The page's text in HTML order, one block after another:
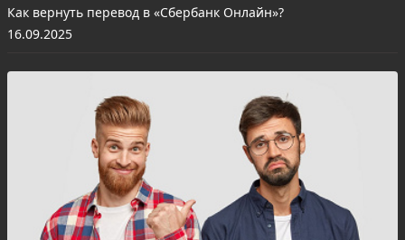
Как вернуть перевод в «Сбербанк Онлайн»?
16.09.2025